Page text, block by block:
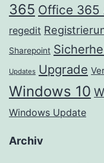
365 Office 365
regedit
Sharepoint
Updates Upgrade
Windows 10
Windows Update
Archiv